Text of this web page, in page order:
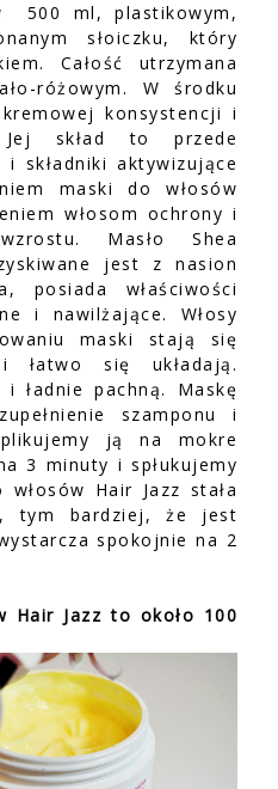
500 ml, plastikowym,
słoiczku, który
Całość utrzymana
różowym. W środku
konsystencji i
Jej skład to przede
i składniki aktywizujące
maski do włosów
włosom ochrony i
Masło Shea
jest z nasion
posiada właściwości
i nawilżające. Włosy
maski stają się
łatwo się układają.
ładnie pachną. Maskę
szamponu i
ją na mokre
3 minuty i spłukujemy
Hair Jazz stała
tym bardziej, że jest
spokojnie na 2
Hair Jazz to około 100